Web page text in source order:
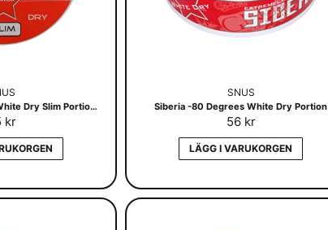
Siberia -80 Degrees White Dry Slim Portionssnus
kr
SNUS
Siberia -80 Degrees White Dry Portion
56 kr
LÄGG I VARUKORGEN